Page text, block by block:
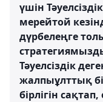
үшін
мерейтой
дүрбелеңге
Тәуелсіздік
жалпыұлттық
бірлігін